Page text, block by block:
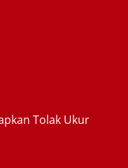
Tolak Ukur